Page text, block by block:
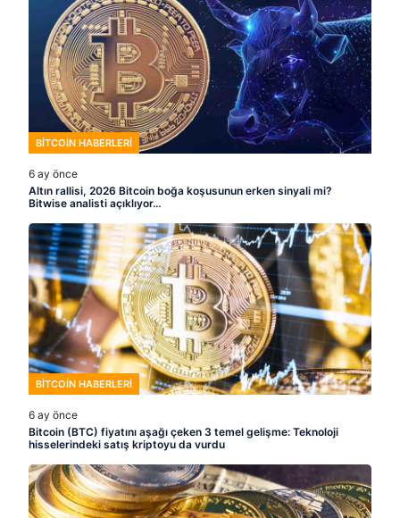
BITCOIN HABERLERI
6 ay önce
Altın rallisi, 2026 Bitcoin boğa koşusunun erken sinyali mi?
Bitwise analisti açıklıyor…
BITCOIN HABERLERI
6 ay önce
Bitcoin (BTC) fiyatını aşağı çeken 3 temel gelişme: Teknoloji
hisselerindeki satış kriptoyu da vurdu